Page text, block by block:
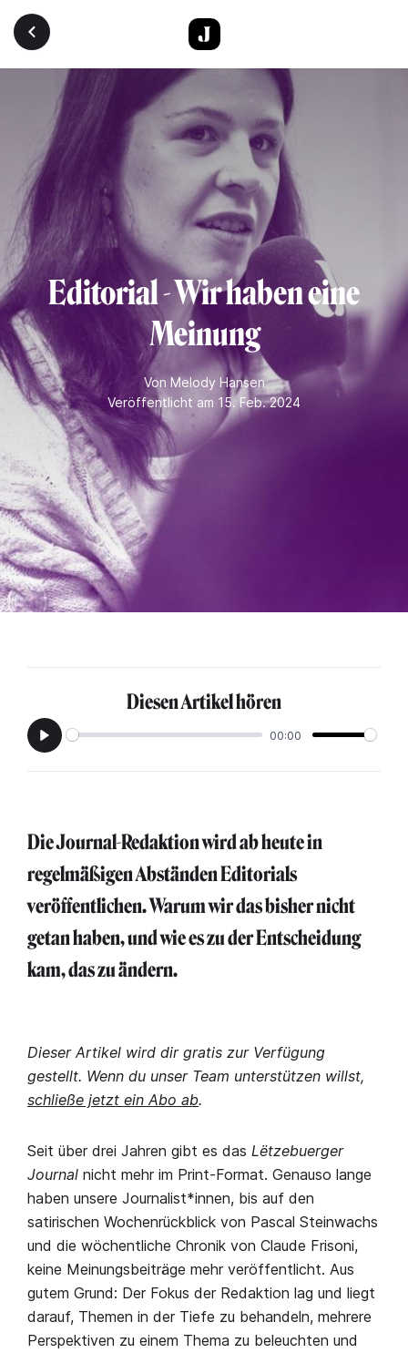
Direkt zum Inhalt
Editorial - Wir haben eine
Meinung
Von Melody Hansen
Veröffentlicht am 15. Feb. 2024
Diesen Artikel hören
Play
00:00
Die Journal-Redaktion wird ab heute in
regelmäßigen Abständen Editorials
veröffentlichen. Warum wir das bisher nicht
getan haben, und wie es zu der Entscheidung
kam, das zu ändern.
Dieser Artikel wird dir gratis zur Verfügung
gestellt. Wenn du unser Team unterstützen willst,
schließe jetzt ein Abo ab.
Seit über drei Jahren gibt es das Lëtzebuerger
Journal nicht mehr im Print-Format. Genauso lange
haben unsere Journalist*innen, bis auf den
satirischen Wochenrückblick von Pascal Steinwachs
und die wöchentliche Chronik von Claude Frisoni,
keine Meinungsbeiträge mehr veröffentlicht. Aus
gutem Grund: Der Fokus der Redaktion lag und liegt
darauf, Themen in der Tiefe zu behandeln, mehrere
Perspektiven zu einem Thema zu beleuchten und